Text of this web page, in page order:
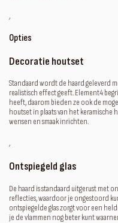
‚
Opties
Decoratie houtset
Standaard wordt de haard geleverd
realistisch effect geeft. Element4
heeft, daarom bieden ze ook de
houtset in plaats van het keramische
wensen en smaak inrichten.
‚
Ontspiegeld glas
De haard is standaard uitgerust met
reflecties, waardoor je ongestoord
ontspiegelde glas zorgt voor een
je de vlammen nog beter kunt